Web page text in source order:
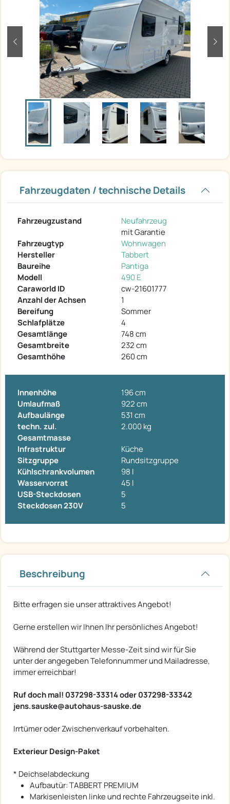
zurück
Fahrzeugdaten / technische Details
Fahrzeugzustand
Neufahrzeug
mit Garantie
Fahrzeugtyp
Wohnwagen
Hersteller
Tabbert
Baureihe
Pantiga
Modell
490 E
Caraworld ID
cw-21601777
Anzahl der Achsen
1
Bereifung
Sommer
Schlafplätze
4
Gesamtlänge
748 cm
Gesamtbreite
232 cm
Gesamthöhe
260 cm
Innenhöhe
196 cm
Umlaufmaß
922 cm
Aufbaulänge
531 cm
techn. zul.
Gesamtmasse
2.000 kg
Infrastruktur
Küche
Sitzgruppe
Rundsitzgruppe
Kühlschrankvolumen
98 l
Wasservorrat
45 l
USB-Steckdosen
5
Steckdosen 230V
5
Beschreibung
Bitte erfragen sie unser attraktives Angebot!
Gerne erstellen wir Ihnen Ihr persönliches Angebot!
Während der Stuttgarter Messe-Zeit sind wir für Sie
unter der angegeben Telefonnummer und Mailadresse,
immer erreichbar!
Ruf doch mal! 037298-33314 oder 037298-33342
jens.sauske@autohaus-sauske.de
Irrtümer oder Zwischenverkauf vorbehalten.
Exterieur Design-Paket
* Deichselabdeckung
Aufbautür: TABBERT PREMIUM
Markisenleisten linke und rechte Fahrzeugseite inkl.